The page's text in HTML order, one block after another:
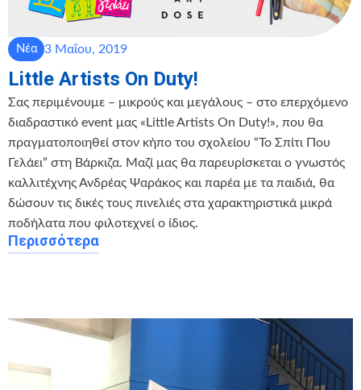
Νέα 3 Μαΐου, 2019
Little Artists On Duty!
Σας περιμένουμε – μικρούς και μεγάλους – στο επερχόμενο
διαδραστικό event μας «Little Artists On Duty!», που θα
πραγματοποιηθεί στον κήπο του σχολείου “Το Σπίτι Που
Γελάει” στη Βάρκιζα. Μαζί μας θα παρευρίσκεται ο γνωστός
καλλιτέχνης Ανδρέας Ψαράκος και παρέα με τα παιδιά, θα
δώσουν τις δικές τους πινελιές στα χαρακτηριστικά μικρά
ποδήλατα που φιλοτεχνεί ο ίδιος.
Περισσότερα